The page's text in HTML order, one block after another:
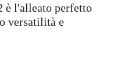
è l'alleato perfetto
versatilità e